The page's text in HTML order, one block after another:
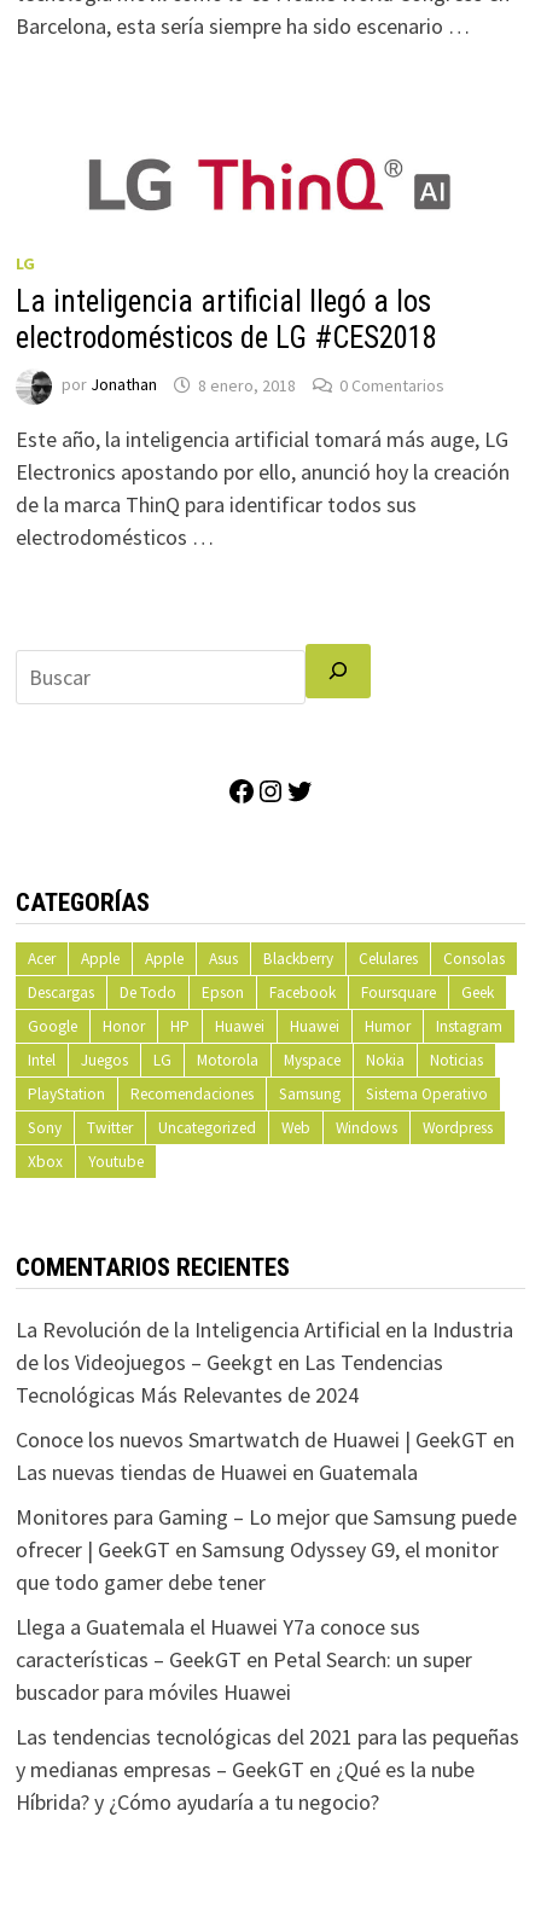
Barcelona, esta sería siempre ha sido escenario …
LG
La inteligencia artificial llegó a los
electrodomésticos de LG #CES2018
por Jonathan 8 enero, 2018 0 Comentarios
Este año, la inteligencia artificial tomará más auge, LG
Electronics apostando por ello, anunció hoy la creación
de la marca ThinQ para identificar todos sus
electrodomésticos …
Facebook
Instagram
CATEGORÍAS
Acer Apple Apple Asus Blackberry Celulares
Consolas
Descargas
De Todo Epson Facebook Foursquare
Geek
Google
Honor HP Huawei Huawei Humor
Instagram
Intel
Juegos LG Motorola Myspace Nokia
Noticias
PlayStation
Recomendaciones Samsung
Sistema Operativo
Sony
Twitter Uncategorized Web Windows
Wordpress
Xbox
Youtube
COMENTARIOS RECIENTES
La Revolución de la Inteligencia Artificial en la Industria
de los Videojuegos – Geekgten Las Tendencias
Tecnológicas Más Relevantes de 2024
Conoce los nuevos Smartwatch de Huawei | GeekGT en
Las nuevas tiendas de Huawei en Guatemala
Monitores para Gaming – Lo mejor que Samsung puede
ofrecer | GeekGT en Samsung Odyssey G9, el monitor
que todo gamer debe tener
Llega a Guatemala el Huawei Y7a conoce sus
características – GeekGT en Petal Search: un super
buscador para móviles Huawei
Las tendencias tecnológicas del 2021 para las pequeñas
y medianas empresas – GeekGT en ¿Qué es la nube
Híbrida? y ¿Cómo ayudaría a tu negocio?